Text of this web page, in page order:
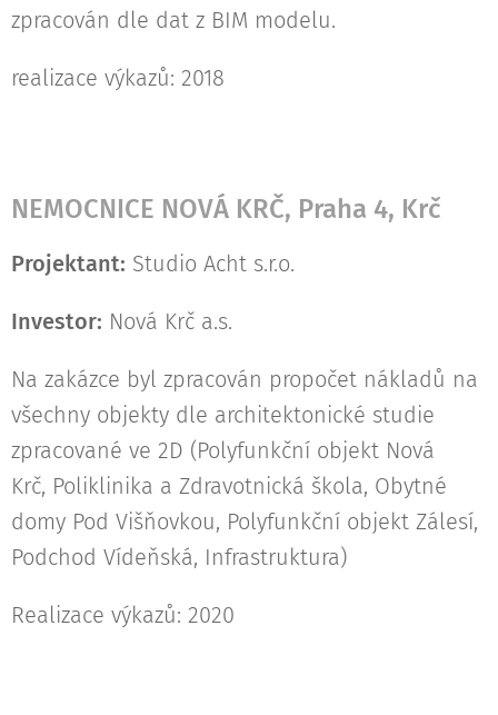
zpracován dle dat z BIM modelu.
realizace výkazů: 2018
NEMOCNICE NOVÁ KRČ, Praha 4, Krč
Projektant: Studio Acht s.r.o.
Investor: Nová Krč a.s.
Na zakázce byl zpracován propočet nákladů na
všechny objekty dle architektonické studie
zpracované ve 2D (Polyfunkční objekt Nová
Krč, Poliklinika a Zdravotnická škola, Obytné
domy Pod Višňovkou, Polyfunkční objekt Zálesí,
Podchod Vídeňská, Infrastruktura)
Realizace výkazů: 2020